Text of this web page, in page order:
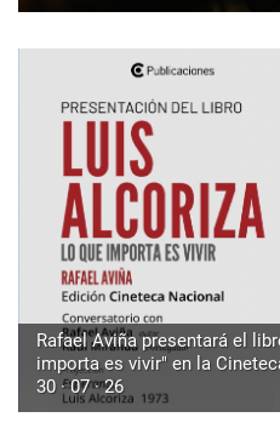
Rafael Aviña presentará el
importa es vivir" en la
30 · 07 · 26